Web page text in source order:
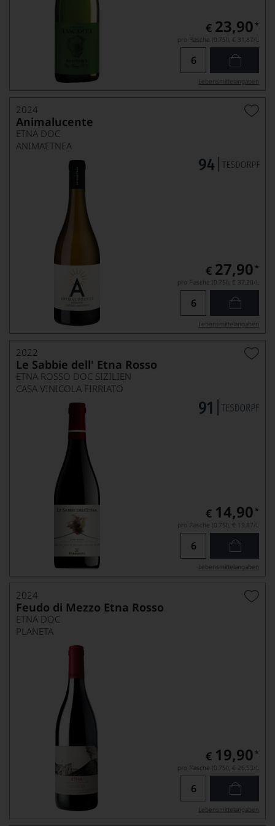
€ 23,90 *
pro Flasche (0.75l), € 31,87/L
Lebensmittel­angaben
2024
Animalucente
ETNA DOC
ANIMAETNEA
€ 27,90 *
pro Flasche (0.75l), € 37,20/L
Lebensmittel­angaben
2022
Le Sabbie dell' Etna Rosso
ETNA ROSSO DOC SIZILIEN
CASA VINICOLA FIRRIATO
€ 14,90 *
pro Flasche (0.75l), € 19,87/L
Lebensmittel­angaben
2024
Feudo di Mezzo Etna Rosso
ETNA DOC
PLANETA
€ 19,90 *
pro Flasche (0.75l), € 26,53/L
Lebensmittel­angaben